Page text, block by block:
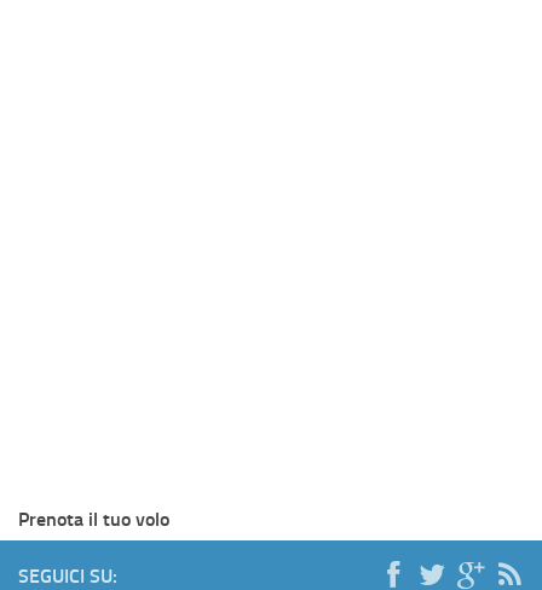
Prenota il tuo volo
SEGUICI SU: